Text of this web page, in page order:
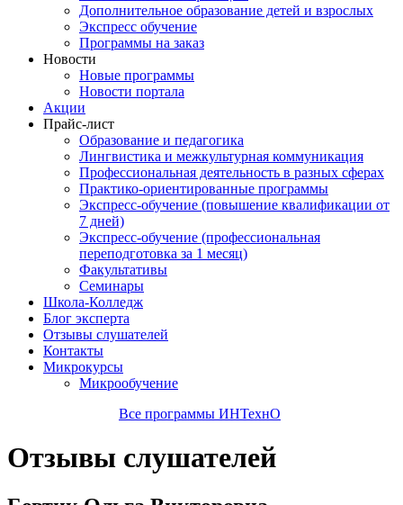
Дополнительное образование детей и взрослых
Экспресс обучение
Программы на заказ
Новости
Новые программы
Новости портала
Акции
Прайс-лист
Образование и педагогика
Лингвистика и межкультурная коммуникация
Профессиональная деятельность в разных сферах
Практико-ориентированные программы
Экспресс-обучение (повышение квалификации от
7 дней)
Экспресс-обучение (профессиональная
переподготовка за 1 месяц)
Факультативы
Семинары
Школа-Колледж
Блог эксперта
Отзывы слушателей
Контакты
Микрокурсы
Микрообучение
Все программы ИНТехнО
Отзывы слушателей